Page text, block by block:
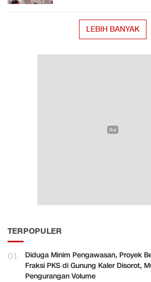
LEBIH BANYAK
TERPOPULER
01
Diduga Minim Pengawasan, Proyek
Fraksi PKS di Gunung Kaler Disorot,
Pengurangan Volume